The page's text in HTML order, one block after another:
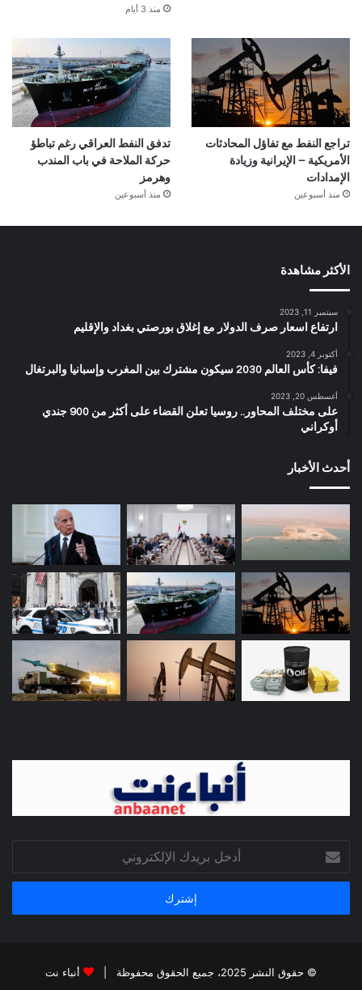
منذ 3 أيام
تراجع النفط مع تفاؤل المحادثات
الأمريكية – الإيرانية وزيادة
الإمدادات
منذ أسبوعين
تدفق النفط العراقي رغم تباطؤ
حركة الملاحة في باب المندب
وهرمز
منذ أسبوعين
الأكثر مشاهدة
سبتمبر 11, 2023
ارتفاع اسعار صرف الدولار مع إغلاق بورصتي بغداد والإقليم
أكتوبر 4, 2023
فيفا: كأس العالم 2030 سيكون مشترك بين المغرب وإسبانيا والبرتغال
أغسطس 20, 2023
على مختلف المحاور.. روسيا تعلن القضاء على أكثر من 900 جندي
أوكراني
أحدث الأخبار
بريدك
الإلكتروني
© حقوق النشر 2025، جميع الحقوق محفوظة | أنباء نت